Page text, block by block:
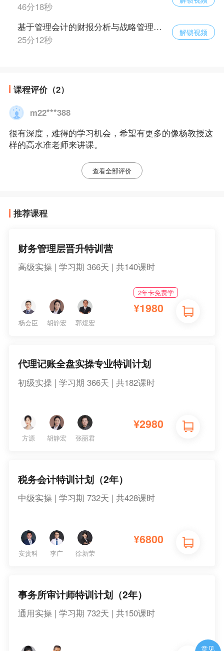
46分18秒
基于管理会计的财报分析与战略管理（二十六）
25分12秒
解锁视频
课程评价（2）
m22***388
很有深度，难得的学习机会，希望有更多的像杨教授这
样的高水准老师来讲课。
查看全部评价
推荐课程
财务管理层晋升特训营
高级实操 | 学习期 366天 | 共140课时
杨会臣 胡静宏 郭煜宏
2年卡免费学
¥1980
代理记账全盘实操专业特训计划
初级实操 | 学习期 366天 | 共182课时
方源 胡静宏 张丽君
¥2980
税务会计特训计划（2年）
中级实操 | 学习期 732天 | 共428课时
安贵科 李广 徐新荣
¥6800
事务所审计师特训计划（2年）
通用实操 | 学习期 732天 | 共150课时
意见